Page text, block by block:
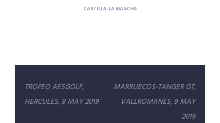
CASTILLA-LA MANCHA
Navegación
de
TROFEO AESGOLF,
HERCULES, 8 MAY 2019
MARRUECOS-TANGER GT,
VALLROMANES, 9 MAY
2019